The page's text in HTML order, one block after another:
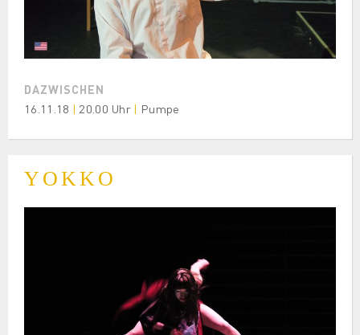
DAZWISCHEN
16.11.18 | 20.00 Uhr | Pumpe
YOKKO